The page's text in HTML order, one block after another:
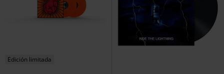
Edición limitada